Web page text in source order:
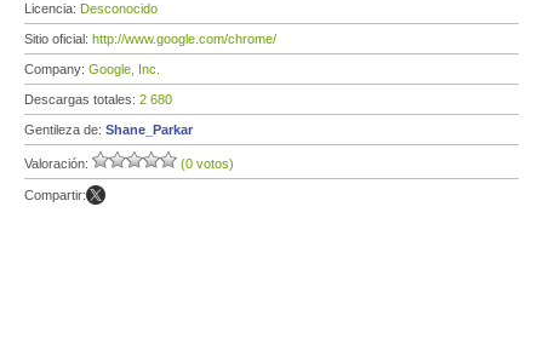
Licencia: Desconocido
Sitio oficial: http://www.google.com/chrome/
Company: Google, Inc.
Descargas totales: 2 680
Gentileza de: Shane_Parkar
Valoración: (0 votos)
Compartir: